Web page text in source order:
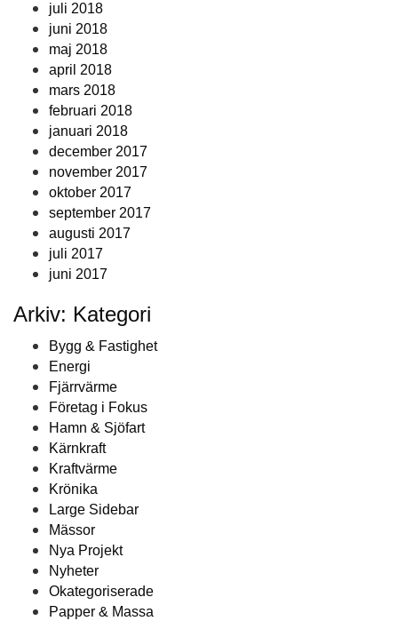
juli 2018
juni 2018
maj 2018
april 2018
mars 2018
februari 2018
januari 2018
december 2017
november 2017
oktober 2017
september 2017
augusti 2017
juli 2017
juni 2017
Arkiv: Kategori
Bygg & Fastighet
Energi
Fjärrvärme
Företag i Fokus
Hamn & Sjöfart
Kärnkraft
Kraftvärme
Krönika
Large Sidebar
Mässor
Nya Projekt
Nyheter
Okategoriserade
Papper & Massa